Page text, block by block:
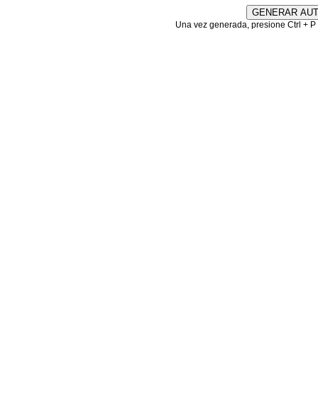
Una vez generada, presione Ctrl +